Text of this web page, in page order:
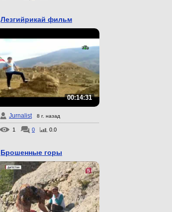
Лезгийрикай фильм
00:14:31
Jurnalist 8 г. назад
1 0 0.0
Брошенные горы